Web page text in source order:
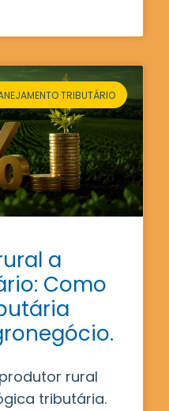
TRIBUTÁRIO
a
Como
rural
tributária.